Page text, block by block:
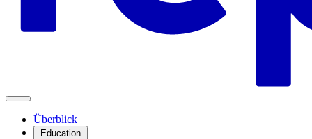
Überblick
Education